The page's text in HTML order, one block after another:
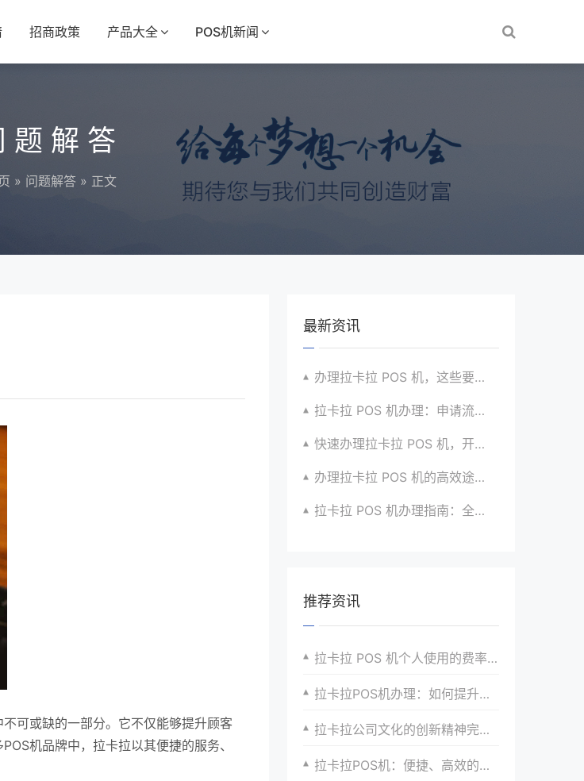
招商政策 产品大全 POS机新闻
题解答
» 问题解答 » 正文
可或缺的一部分。它不仅能够提升顾客
机品牌中，拉卡拉以其便捷的服务、
最新资讯
办理拉卡拉 POS 机，这些要点要牢记心间
拉卡拉 POS 机办理：申请流程与优势介绍超详细
快速办理拉卡拉 POS 机，开启无忧收款时代咯
办理拉卡拉 POS 机的高效途径与方法全掌握
拉卡拉 POS 机办理指南：全流程解析与建议汇总
推荐资讯
拉卡拉 POS 机个人使用的费率优势
拉卡拉POS机办理：如何提升你的收银效率
拉卡拉公司文化的创新精神完美体现​
拉卡拉POS机：便捷、高效的支付工具